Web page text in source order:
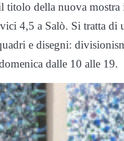
della nuova
4,5 a Salò. Si tratta di
e disegni:
dalle 10 alle 19.